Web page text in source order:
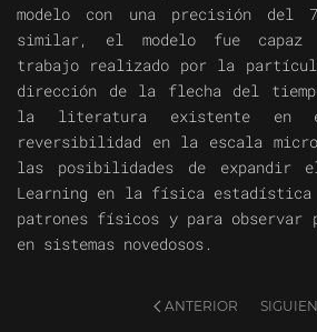
modelo con una precisión del
similar, el modelo fue
trabajo realizado por la
dirección de la flecha del
la literatura existente en
reversibilidad en la escala
las posibilidades de expandir
Learning en la física estadística
patrones físicos y para observar
en sistemas novedosos.
ANTERIOR